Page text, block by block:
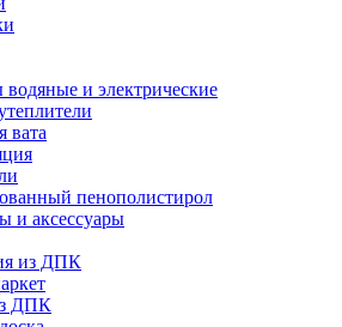
водяные и электрические
вата
пенополистирол
и аксессуары
из ДПК
ДПК